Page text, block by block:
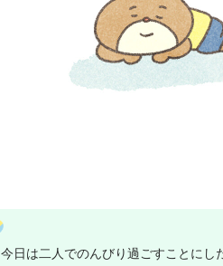
今日は二人でのんびり過ごすことにし